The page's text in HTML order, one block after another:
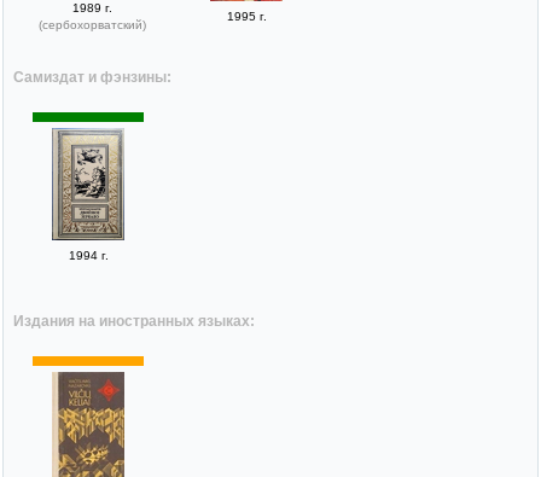
1989 г.
(сербохорватский)
1995 г.
Самиздат и фэнзины:
1994 г.
Издания на иностранных языках: